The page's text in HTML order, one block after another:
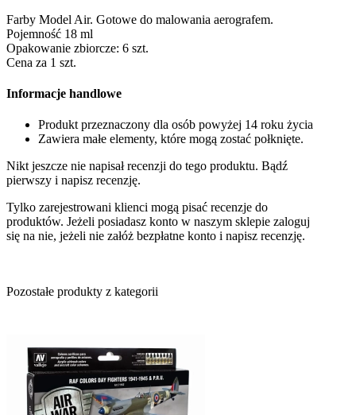
Farby Model Air. Gotowe do malowania aerografem.
Pojemność 18 ml
Opakowanie zbiorcze: 6 szt.
Cena za 1 szt.
Informacje handlowe
Produkt przeznaczony dla osób powyżej 14 roku życia
Zawiera małe elementy, które mogą zostać połknięte.
Nikt jeszcze nie napisał recenzji do tego produktu. Bądź
pierwszy i napisz recenzję.
Tylko zarejestrowani klienci mogą pisać recenzje do
produktów. Jeżeli posiadasz konto w naszym sklepie zaloguj
się na nie, jeżeli nie załóż bezpłatne konto i napisz recenzję.
Pozostałe produkty z kategorii